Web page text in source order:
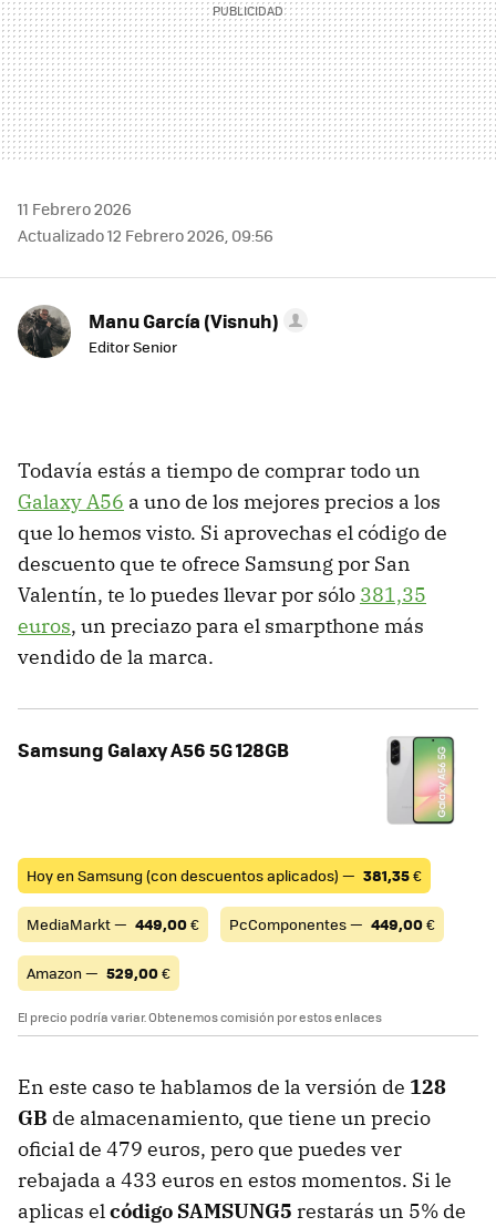
11 Febrero 2026
Actualizado 12 Febrero 2026, 09:56
Manu García (Visnuh)
Editor Senior
Todavía estás a tiempo de comprar todo un
Galaxy A56 a uno de los mejores precios a los
que lo hemos visto. Si aprovechas el código de
descuento que te ofrece Samsung por San
Valentín, te lo puedes llevar por sólo 381,35
euros, un preciazo para el smarpthone más
vendido de la marca.
Samsung Galaxy A56 5G 128GB
Hoy en Samsung (con descuentos aplicados) — 381,35€
MediaMarkt — 449,00€ PcComponentes — 449,00€
Amazon — 529,00€
El precio podría variar. Obtenemos comisión por estos enlaces
En este caso te hablamos de la versión de 128
GB de almacenamiento, que tiene un precio
oficial de 479 euros, pero que puedes ver
rebajada a 433 euros en estos momentos. Si le
aplicas elcódigo SAMSUNG5 restarás un 5% de